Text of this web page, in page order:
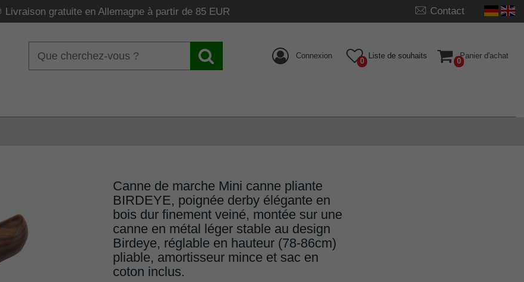
Livraison gratuite en Allemagne à partir de 85 EUR Contact
Connexion
0
Liste de souhaits
0
Panier d'achat
Canne de marche Mini canne pliante
BIRDEYE, poignée derby élégante en
bois dur finement veiné, montée sur une
canne en métal léger stable au design
Birdeye, réglable en hauteur (78-86cm)
pliable, amortisseur mince et sac en
coton inclus.